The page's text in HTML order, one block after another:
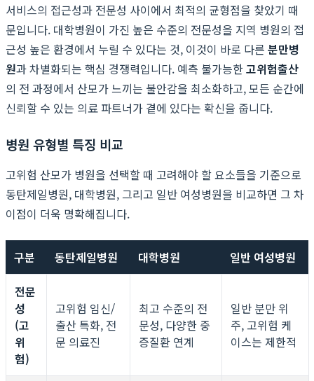
서비스의 접근성과 전문성 사이에서 최적의 균형점을 찾았기 때
문입니다. 대학병원이 가진 높은 수준의 전문성을 지역 병원의 접
근성 높은 환경에서 누릴 수 있다는 것, 이것이 바로 다른 분만병
원과 차별화되는 핵심 경쟁력입니다. 예측 불가능한고위험출산
의 전 과정에서 산모가 느끼는 불안감을 최소화하고, 모든 순간에
신뢰할 수 있는 의료 파트너가 곁에 있다는 확신을 줍니다.
병원 유형별 특징 비교
고위험 산모가 병원을 선택할 때 고려해야 할 요소들을 기준으로
동탄제일병원, 대학병원, 그리고 일반 여성병원을 비교하면 그 차
이점이 더욱 명확해집니다.
구분 동탄제일병원 대학병원 일반 여성병원
전문
성
(고
위
험)
고위험 임신/
출산 특화, 전
문 의료진
최고 수준의 전
문성, 다양한 중
증질환 연계
일반 분만 위
주, 고위험 케
이스는 제한적